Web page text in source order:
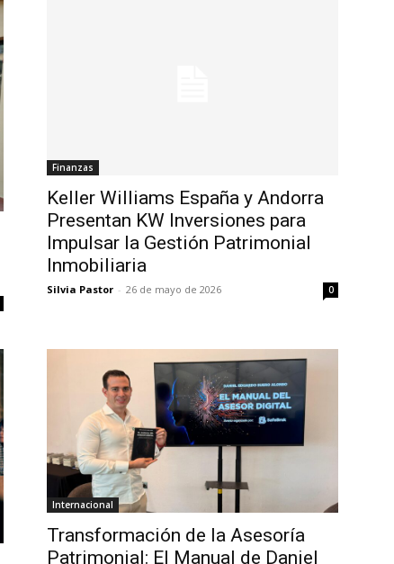
Finanzas
Keller Williams España y Andorra
Presentan KW Inversiones para
Impulsar la Gestión Patrimonial
Inmobiliaria
Silvia Pastor - 26 de mayo de 2026 0
Internacional
Transformación de la Asesoría
Patrimonial: El Manual de Daniel